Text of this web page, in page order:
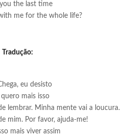
you the last time
me for the whole life?
Tradução:
eu desisto
mais isso
lembrar. Minha mente vai a loucura.
mim. Por favor, ajuda-me!
mais viver assim